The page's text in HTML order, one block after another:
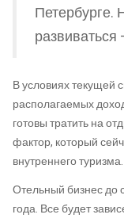
Петербурге.
развиваться
В условиях текущей
располагаемых
готовы тратить на
фактор, который
внутреннего туризма.
Отельный бизнес до
года. Все будет